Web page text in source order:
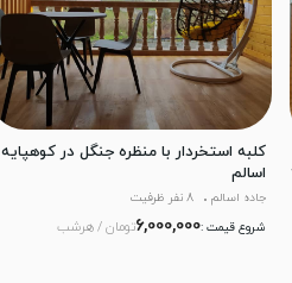
کلبه استخردار با منظره جنگل در کوهپایه
اسالم
جاده اسالم
8 نفر ظرفیت
شروع قیمت :6,000,000تومان / هرشب